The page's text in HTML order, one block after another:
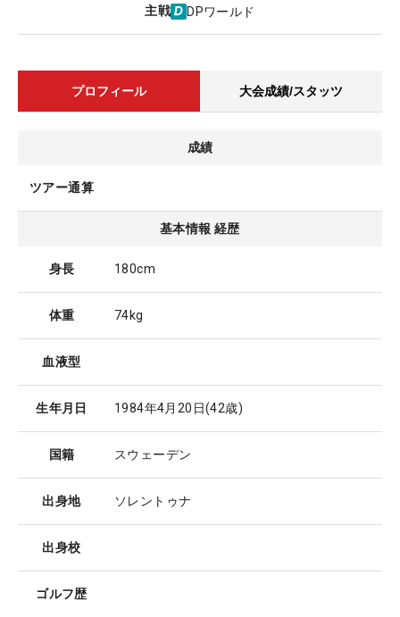
主戦 DPワールド
プロフィール 大会成績/スタッツ
成績
ツアー通算
基本情報 経歴
身長 180cm
体重 74kg
血液型
生年月日 1984年4月20日(42歳)
国籍 スウェーデン
出身地 ソレントゥナ
出身校
ゴルフ歴